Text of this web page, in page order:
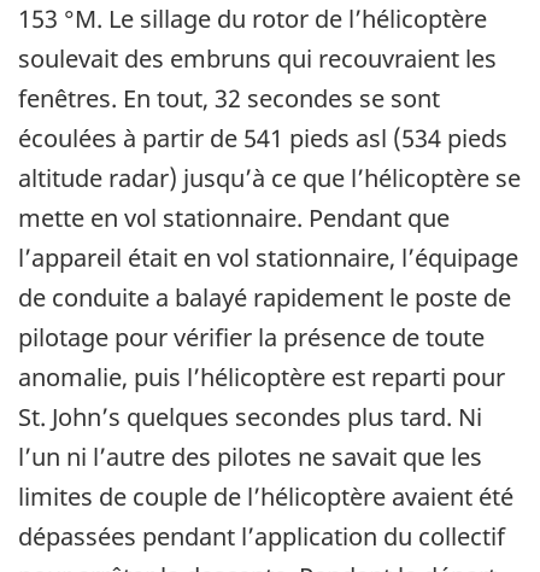
153 °M. Le sillage du rotor de l’hélicoptère
soulevait des embruns qui recouvraient les
fenêtres. En tout, 32 secondes se sont
écoulées à partir de 541 pieds asl (534 pieds
altitude radar) jusqu’à ce que l’hélicoptère se
mette en vol stationnaire. Pendant que
l’appareil était en vol stationnaire, l’équipage
de conduite a balayé rapidement le poste de
pilotage pour vérifier la présence de toute
anomalie, puis l’hélicoptère est reparti pour
St. John’s quelques secondes plus tard. Ni
l’un ni l’autre des pilotes ne savait que les
limites de couple de l’hélicoptère avaient été
dépassées pendant l’application du collectif